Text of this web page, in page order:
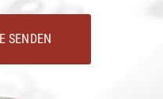
SENDEN